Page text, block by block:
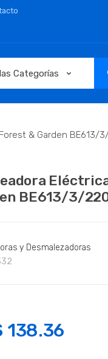
& Garden BE613/
BE613/3/
y Desmalezadoras
138.36